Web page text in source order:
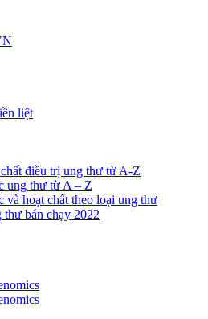
liệt
điều trị ung thư từ A-Z
ung thư từ A – Z
và hoạt chất theo loại ung thư
bán chạy 2022